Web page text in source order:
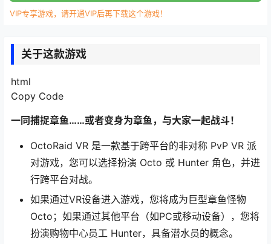
VIP专享游戏，请开通VIP后再下载这个游戏！
关于这款游戏
html
Copy Code
一同捕捉章鱼……或者变身为章鱼，与大家一起战斗！
OctoRaid VR 是一款基于跨平台的非对称 PvP VR 派
对游戏，您可以选择扮演 Octo 或 Hunter 角色，并进
行跨平台对战。
如果通过VR设备进入游戏，您将成为巨型章鱼怪物
Octo；如果通过其他平台（如PC或移动设备），您将
扮演购物中心员工 Hunter，具备潜水员的概念。